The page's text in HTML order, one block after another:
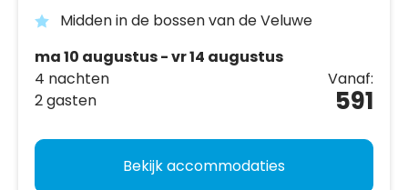
Midden in de bossen van de Veluwe
ma 10 augustus - vr 14 augustus
4 nachten
2 gasten
Vanaf:
591
Bekijk accommodaties